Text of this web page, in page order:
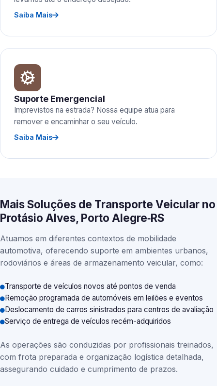
Saiba Mais
Suporte Emergencial
Imprevistos na estrada? Nossa equipe atua para
remover e encaminhar o seu veículo.
Saiba Mais
Mais Soluções de Transporte Veicular no
Protásio Alves, Porto Alegre‑RS
Atuamos em diferentes contextos de mobilidade
automotiva, oferecendo suporte em ambientes urbanos,
rodoviários e áreas de armazenamento veicular, como:
Transporte de veículos novos até pontos de venda
Remoção programada de automóveis em leilões e eventos
Deslocamento de carros sinistrados para centros de avaliação
Serviço de entrega de veículos recém-adquiridos
As operações são conduzidas por profissionais treinados,
com frota preparada e organização logística detalhada,
assegurando cuidado e cumprimento de prazos.